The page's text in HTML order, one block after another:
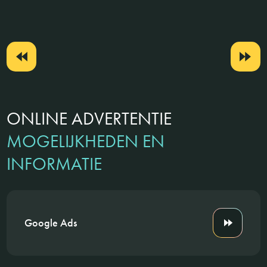
ONLINE ADVERTENTIE
MOGELIJKHEDEN EN
INFORMATIE
Google Ads